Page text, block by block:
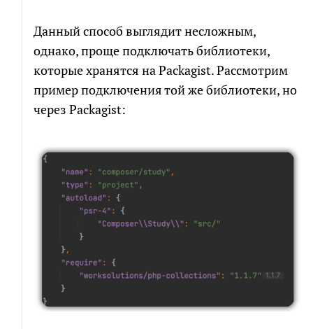
Данный способ выглядит несложным,
однако, проще подключать библиотеки,
которые хранятся на Packagist. Рассмотрим
пример подключения той же библиотеки, но
через Packagist: